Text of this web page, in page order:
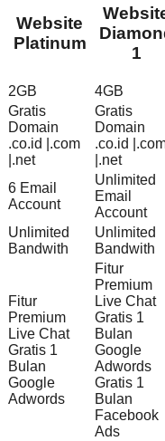
Website
Platinum
1
2GB 4GB
Gratis
Domain
.co.id |.com
|.net
Gratis
Domain
.co.id
|.net
6 Email
Account
Unlimited
Email
Account
Unlimited
Bandwith
Unlimited
Bandwith
Fitur
Premium
Live Chat
Gratis 1
Bulan
Google
Adwords
Fitur
Premium
Live Chat
Gratis 1
Bulan
Google
Adwords
Gratis 1
Bulan
Facebook
Ads